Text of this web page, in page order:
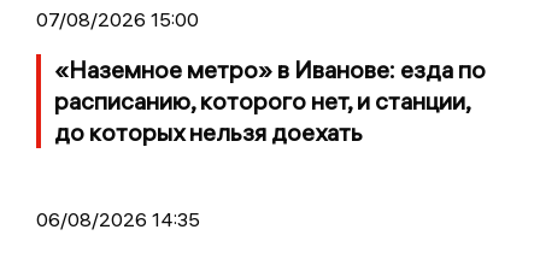
07/08/2026 15:00
«Наземное метро» в Иванове: езда по
расписанию, которого нет, и станции,
до которых нельзя доехать
06/08/2026 14:35